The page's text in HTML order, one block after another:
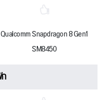
Qualcomm Snapdragon 8 Gen1
SM8450